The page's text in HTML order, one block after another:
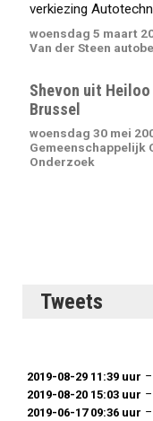
verkiezing
woensdag 5 maart
Van der Steen
Shevon uit Heiloo
Brussel
woensdag 30 mei
Gemeenschappelijk
Onderzoek
Tweets
2019-08-29 11:39 uur
2019-08-20 15:03 uur
2019-06-17 09:36 uur